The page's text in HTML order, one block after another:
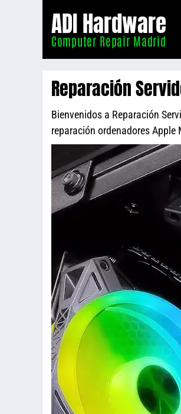
ADI Hardware
Computer Repair Madrid
Reparación
Bienvenidos a Reparación
reparación ordenadores Apple